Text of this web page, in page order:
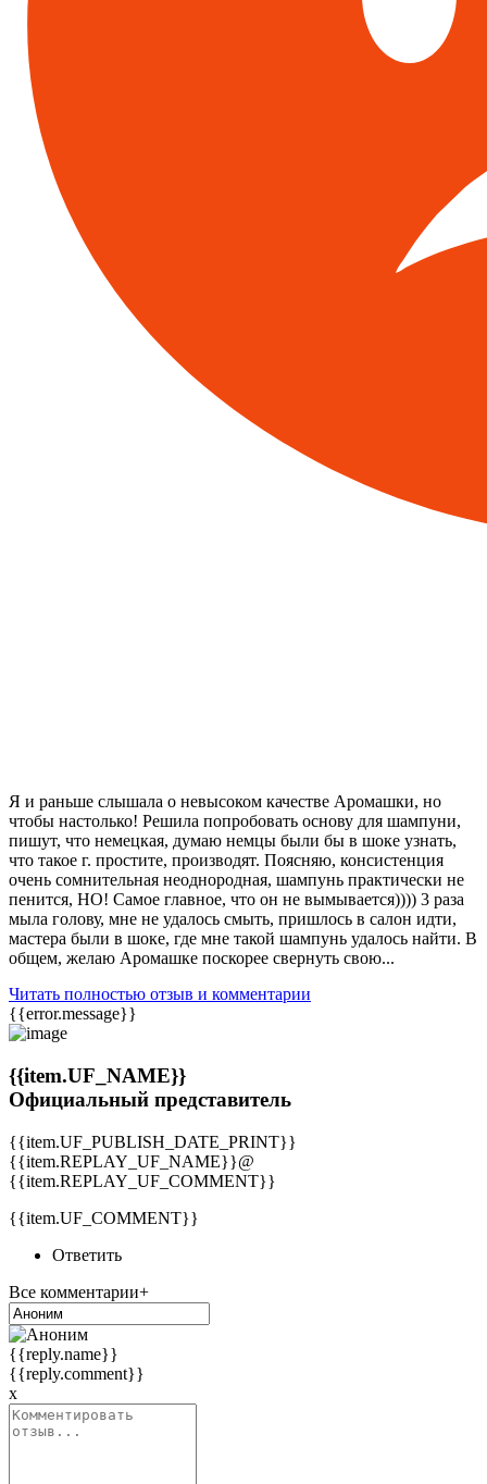
Я и раньше слышала о невысоком качестве Аромашки, но
чтобы настолько! Решила попробовать основу для шампуни,
пишут, что немецкая, думаю немцы были бы в шоке узнать,
что такое г. простите, производят. Поясняю, консистенция
очень сомнительная неоднородная, шампунь практически не
пенится, НО! Самое главное, что он не вымывается)))) 3 раза
мыла голову, мне не удалось смыть, пришлось в салон идти,
мастера были в шоке, где мне такой шампунь удалось найти. В
общем, желаю Аромашке поскорее свернуть свою...
Читать полностью отзыв и комментарии
{{error.message}}
{{item.UF_NAME}}
Официальный представитель
{{item.UF_PUBLISH_DATE_PRINT}}
{{item.REPLAY_UF_NAME}}@
{{item.REPLAY_UF_COMMENT}}
{{item.UF_COMMENT}}
Ответить
Все комментарии+
{{reply.name}}
{{reply.comment}}
x